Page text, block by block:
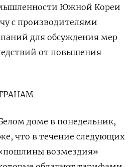
Южной Кореи
с производителями
для обсуждения мер
от повышения
доме в понедельник,
что в течение следующих
возмездия»